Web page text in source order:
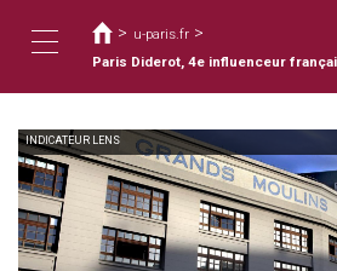
contenido
Toggle
navigation
está
aquí
> u-paris.fr >
Paris Diderot, 4e influenceur
INDICATEUR LENS